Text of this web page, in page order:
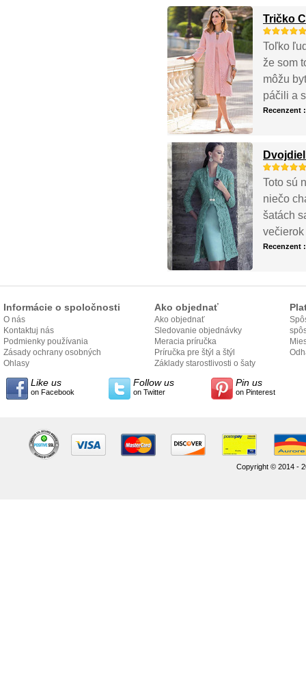
Tričko
Toľko
že som
môžu
páčili a
Recenzent
Toto sú
niečo
šatách
Recenzent
Informácie o spoločnosti
O nás
Kontaktuj nás
Podmienky používania
Zásady ochrany osobných
údajov
Ohlasy
Ako objednať
Ako objednať
Sledovanie objednávky
Meracia príručka
Príručka pre štýl a štýl
Základy starostlivosti o šaty
Like us
on Facebook
Follow us
on Twitter
Pin us
on Pinterest
Copyright © 2014 -